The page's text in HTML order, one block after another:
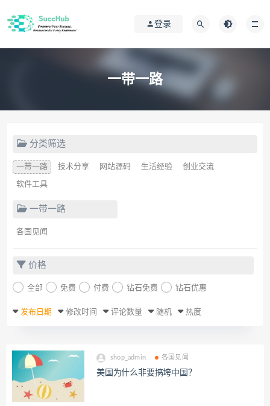
登录
一带一路
分类筛选
一带一路 技术分享 网站源码 生活经验 创业交流
软件工具
一带一路
各国见闻
价格
全部 免费 付费 钻石免费 钻石优惠
发布日期 修改时间 评论数量 随机 热度
shop_admin 各国见闻
美国为什么非要搞垮中国？